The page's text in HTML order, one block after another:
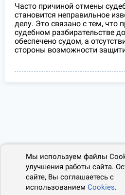
Часто причиной отмены
становится неправильное
делу. Это связано с тем, что
судебном разбирательстве
обеспечено судом, а
стороны возможности
Мы используем файлы
улучшения работы сайта.
сайте, Вы соглашаетесь с
использованиемCookies.